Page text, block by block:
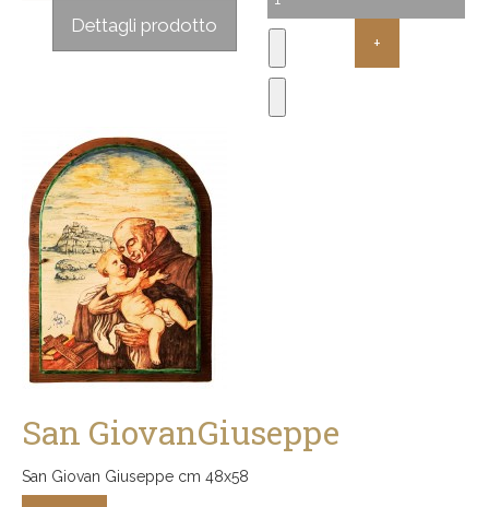
Dettagli prodotto
San GiovanGiuseppe
San Giovan Giuseppe cm 48x58